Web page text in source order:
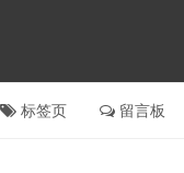
标签页 留言板